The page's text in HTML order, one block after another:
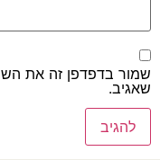
שמור בדפדפן זה את
שאגיב.